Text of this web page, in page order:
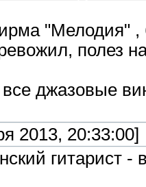
"Мелодия" ,
полез
джазовые
2013, 20:33:00]
гитарист -